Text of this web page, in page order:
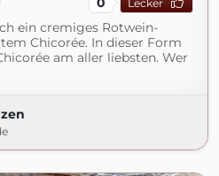
Lecker
ein cremiges Rotwein-
Chicorée. In dieser Form
am aller liebsten. Wer